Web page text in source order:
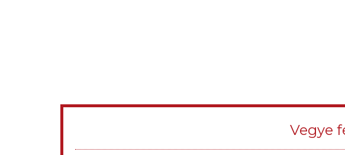
Vegye